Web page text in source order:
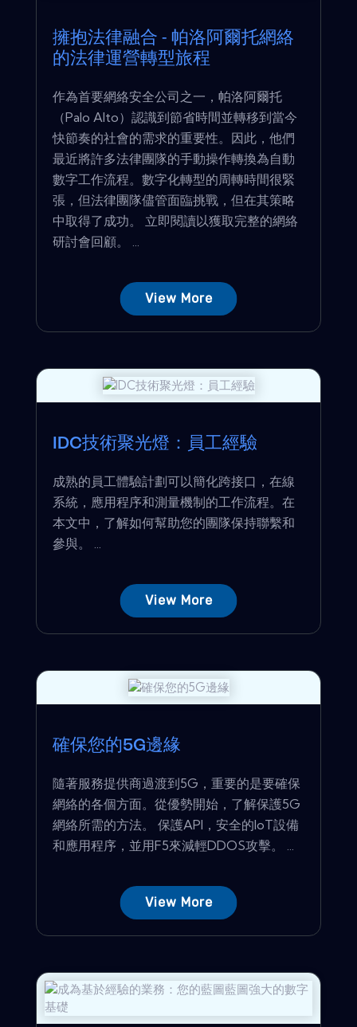
擁抱法律融合 - 帕洛阿爾托網絡
的法律運營轉型旅程
作為首要網絡安全公司之一，帕洛阿爾托
（Palo Alto）認識到節省時間並轉移到當今
快節奏的社會的需求的重要性。因此，他們
最近將許多法律團隊的手動操作轉換為自動
數字工作流程。數字化轉型的周轉時間很緊
張，但法律團隊儘管面臨挑戰，但在其策略
中取得了成功。 立即閱讀以獲取完整的網絡
研討會回顧。 ...
View More
IDC技術聚光燈：員工經驗
成熟的員工體驗計劃可以簡化跨接口，在線
系統，應用程序和測量機制的工作流程。在
本文中，了解如何幫助您的團隊保持聯繫和
參與。 ...
View More
確保您的5G邊緣
隨著服務提供商過渡到5G，重要的是要確保
網絡的各個方面。從優勢開始，了解保護5G
網絡所需的方法。 保護API，安全的IoT設備
和應用程序，並用F5來減輕DDOS攻擊。 ...
View More